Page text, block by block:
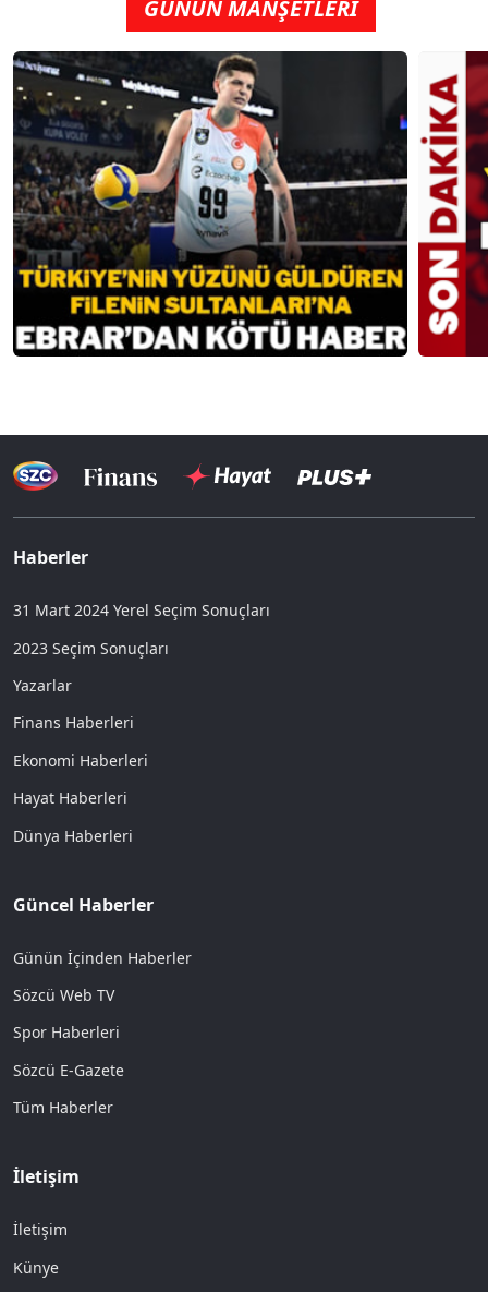
GÜNÜN MANŞETLERİ
Haberler
31 Mart 2024 Yerel Seçim Sonuçları
2023 Seçim Sonuçları
Yazarlar
Finans Haberleri
Ekonomi Haberleri
Hayat Haberleri
Dünya Haberleri
Güncel Haberler
Günün İçinden Haberler
Sözcü Web TV
Spor Haberleri
Sözcü E-Gazete
Tüm Haberler
İletişim
İletişim
Künye